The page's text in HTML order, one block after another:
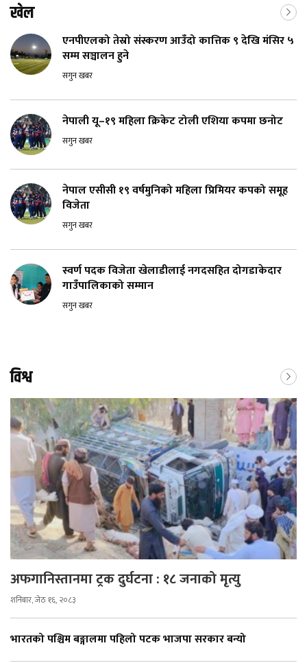
खेल
एनपीएलको तेस्रो संस्करण आउँदो कात्तिक ९ देखि मंसिर ५
सम्म सञ्चालन हुने
सगुन खबर
नेपाली यू–१९ महिला क्रिकेट टोली एशिया कपमा छनोट
सगुन खबर
नेपाल एसीसी १९ वर्षमुनिको महिला प्रिमियर कपको समूह
विजेता
सगुन खबर
स्वर्ण पदक विजेता खेलाडीलाई नगदसहित दोगडाकेदार
गाउँपालिकाको सम्मान
सगुन खबर
विश्व
अफगानिस्तानमा ट्रक दुर्घटना : १८ जनाको मृत्यु
शनिबार, जेठ १६, २०८३
भारतको पश्चिम बङ्गालमा पहिलो पटक भाजपा सरकार बन्यो